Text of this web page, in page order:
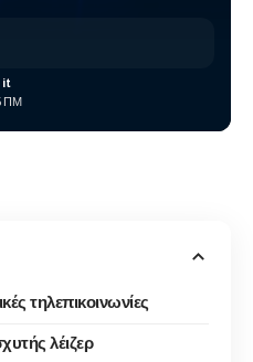
ΠΜ
τηλεπικοινωνίες
λέιζερ